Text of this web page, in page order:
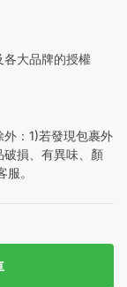
大品牌的授權
：1)若發現包裹外
損、有異味、顏
服。